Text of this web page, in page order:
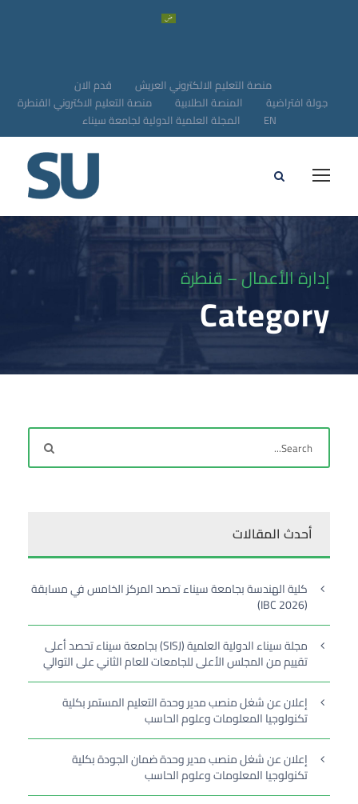
قدم الان
منصة التعليم الالكتروني العريش
منصة التعليم الاكتروني القنطرة
المنصة الطلابية
جولة افتراضية
المجلة العلمية الدولية لجامعة سيناء
EN
إدارة الأعمال – قنطرة
Category
أحدث المقالات
كلية الهندسة بجامعة سيناء تحصد المركز الخامس في مسابقة
(IBC 2026)
مجلة سيناء الدولية العلمية (SISJ) بجامعة سيناء تحصد أعلى
تقييم من المجلس الأعلى للجامعات للعام الثاني على التوالي
إعلان عن شغل منصب مدير وحدة التعليم المستمر بكلية
تكنولوجيا المعلومات وعلوم الحاسب
إعلان عن شغل منصب مدير وحدة ضمان الجودة بكلية
تكنولوجيا المعلومات وعلوم الحاسب